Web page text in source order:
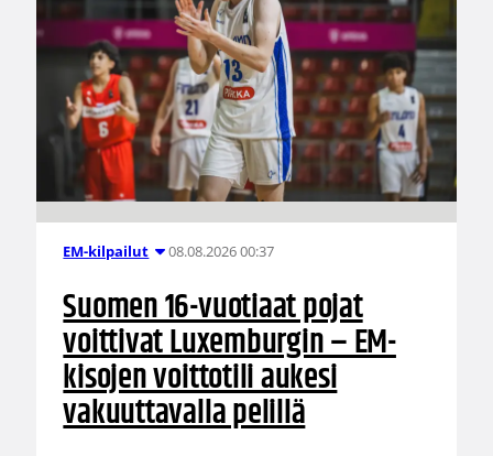
EM-kilpailut 08.08.2026 00:37
Suomen 16-vuotiaat pojat
voittivat Luxemburgin – EM-
kisojen voittotili aukesi
vakuuttavalla pelillä